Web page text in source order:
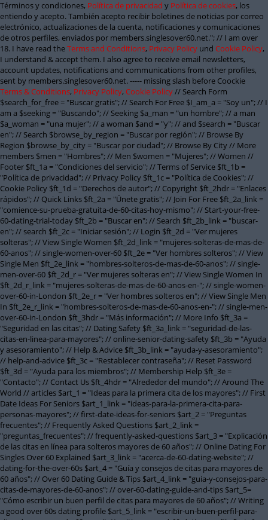
Términos y condiciones, Política de privacidad y Política de cookies, los
entiendo y acepto. También acepto recibir boletines de noticias por correo
electrónico, actualizaciones de la cuenta, notificaciones y comunicaciones
de otros perfiles, enviados por members.singlesover60.net."; // I am over
18. I have read theTerms and Conditions, Privacy Policy und Cookie Policy,
I understand & accept them. I also agree to receive email newsletters,
account updates, notifications and communications from other profiles,
sent by members.singlesover60.net. ----- missing slash before Coockie
Terms & Conditions, Privacy Policy, Cookie Policy// Search Form
$search_for_free = "Buscar gratis"; // Search For Free $I_am_a = "Soy un"; // I
am a $seeking = "Buscando"; // Seeking $a_man = "un hombre"; // a man
$a_woman = "una mujer"; // a woman $and = "y"; // and $search = "Buscar
en"; // Search $browse_by_region = "Buscar por región"; // Browse By
Region $browse_by_city = "Buscar por ciudad"; // Browse By City // More
members $men = "Hombres"; // Men $women = "Mujeres"; // Women //
Footer $ft_1a = "Condiciones del servicio"; // Terms of Service $ft_1b =
"Política de privacidad"; // Privacy Policy $ft_1c = "Política de Cookies"; //
Cookie Policy $ft_1d = "Derechos de autor"; // Copyright $ft_2hdr = "Enlaces
rápidos"; // Quick Links $ft_2a = "Únete gratis"; // Join For Free $ft_2a_link =
"comience-su-prueba-gratuita-de-60-citas-hoy-mismo"; // Start-your-free-
60-dating-trial-today $ft_2b = "Buscar en"; // Search $ft_2b_link = "buscar-
en"; // search $ft_2c = "Iniciar sesión"; // Login $ft_2d = "Ver mujeres
solteras"; // View Single Women $ft_2d_link = "mujeres-solteras-de-mas-de-
60-anos"; // single-women-over-60 $ft_2e = "Ver hombres solteros"; // View
Single Men $ft_2e_link = "hombres-solteros-de-mas-de-60-anos"; // single-
men-over-60 $ft_2d_r = "Ver mujeres solteras en"; // View Single Women In
$ft_2d_r_link = "mujeres-solteras-de-mas-de-60-anos-en-"; // single-women-
over-60-in-London $ft_2e_r = "Ver hombres solteros en"; // View Single Men
In $ft_2e_r_link = "hombres-solteros-de-mas-de-60-anos-en-"; // single-men-
over-60-in-London $ft_3hdr = "Más información"; // More Info $ft_3a =
"Seguridad en las citas"; // Dating Safety $ft_3a_link = "seguridad-de-las-
citas-en-linea-para-mayores"; // online-senior-dating-safety $ft_3b = "Ayuda
y asesoramiento"; // Help & Advice $ft_3b_link = "ayuda-y-asesoramiento";
// help-and-advice $ft_3c = "Restablecer contraseña"; // Reset Password
$ft_3d = "Ayuda para los miembros"; // Membership Help $ft_3e =
"Contacto"; // Contact Us $ft_4hdr = "Alrededor del mundo"; // Around The
World // articles $art_1 = "Ideas para la primera cita de los mayores"; // First
Date Ideas For Seniors $art_1_link = "ideas-para-la-primera-cita-para-
personas-mayores"; // first-date-ideas-for-seniors $art_2 = "Preguntas
frecuentes"; // Frequently Asked Questions $art_2_link =
"preguntas_frecuentes"; // frequently-asked-questions $art_3 = "Explicación
de las citas en línea para solteros mayores de 60 años"; // Online Dating For
Singles Over 60 Explained $art_3_link = "acerca-de-60-dating-website"; //
dating-for-the-over-60s $art_4 = "Guía y consejos de citas para mayores de
60 años"; // Over 60 Dating Guide & Tips $art_4_link = "guia-y-consejos-para-
citas-de-mayores-de-60-anos"; // over-60-dating-guide-and-tips $art_5=
"Cómo escribir un buen perfil de citas para mayores de 60 años"; // Writing
a good over 60s dating profile $art_5_link = "escribir-un-buen-perfil-para-